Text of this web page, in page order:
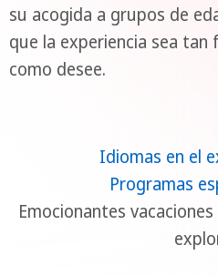
su acogida a grupos de
que la experiencia sea
como desee.
Idiomas en el
Programas
Emocionantes